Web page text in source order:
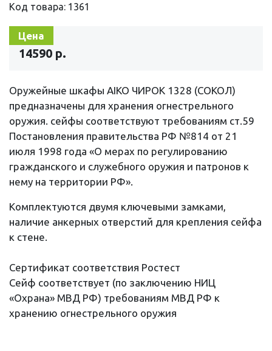
Код товара: 1361
Цена
14590 р.
Оружейные шкафы AIKO ЧИРОК 1328 (СОКОЛ)
предназначены для хранения огнестрельного
оружия. сейфы соответствуют требованиям ст.59
Постановления правительства РФ №814 от 21
июля 1998 года «О мерах по регулированию
гражданского и служебного оружия и патронов к
нему на территории РФ».
Комплектуются двумя ключевыми замками,
наличие анкерных отверстий для крепления сейфа
к стене.
Сертификат соответствия Ростест
Cейф соответствует (по заключению НИЦ
«Охрана» МВД РФ) требованиям МВД РФ к
хранению огнестрельного оружия